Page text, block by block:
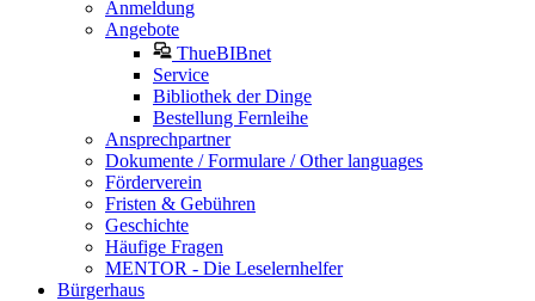
Anmeldung
Angebote
ThueBIBnet
Service
Bibliothek der Dinge
Bestellung Fernleihe
Ansprechpartner
Dokumente / Formulare / Other languages
Förderverein
Fristen & Gebühren
Geschichte
Häufige Fragen
MENTOR - Die Leselernhelfer
Bürgerhaus